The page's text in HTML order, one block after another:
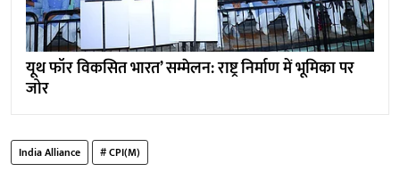
यूथ फॉर विकसित भारत’ सम्मेलन: राष्ट्र निर्माण में भूमिका पर
जोर
India Alliance # CPI(M)